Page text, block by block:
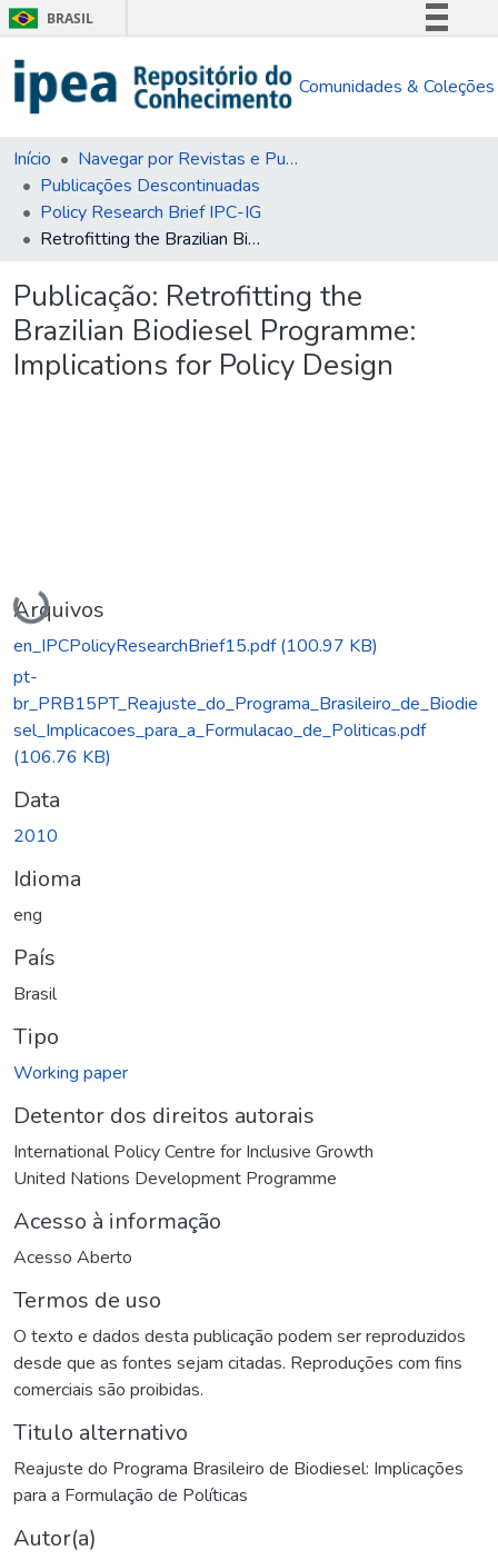
BRASIL
Comunica BR
Comunidades & Coleções
Início
Navegar por Revistas e Publicações Seriadas
Publicações Descontinuadas
Policy Research Brief IPC-IG
Retrofitting the Brazilian Biodiesel Programme: Implications for Policy Design
Publicação: Retrofitting the
Brazilian Biodiesel Programme:
Implications for Policy Design
Carregando...
Arquivos
en_IPCPolicyResearchBrief15.pdf(100.97 KB)
pt-
br_PRB15PT_Reajuste_do_Programa_Brasileiro_de_Biodie
sel_Implicacoes_para_a_Formulacao_de_Politicas.pdf
(106.76 KB)
Data
2010
Idioma
eng
País
Brasil
Tipo
Working paper
Detentor dos direitos autorais
International Policy Centre for Inclusive Growth
United Nations Development Programme
Acesso à informação
Acesso Aberto
Termos de uso
O texto e dados desta publicação podem ser reproduzidos
desde que as fontes sejam citadas. Reproduções com fins
comerciais são proibidas.
Titulo alternativo
Reajuste do Programa Brasileiro de Biodiesel: Implicações
para a Formulação de Políticas
Autor(a)